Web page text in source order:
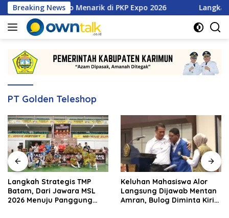
Langsung
ke
konten
Breaking News
Promo Menarik di PKP Expo 2026 Langkah
PT Golden Teleshop
Langkah Strategis TMP
Batam, Dari Jawara MSL
2026 Menuju Panggung
Keluhan Mahasiswa Alor
Langsung Dijawab Mentan
Amran, Bulog Diminta Kirim